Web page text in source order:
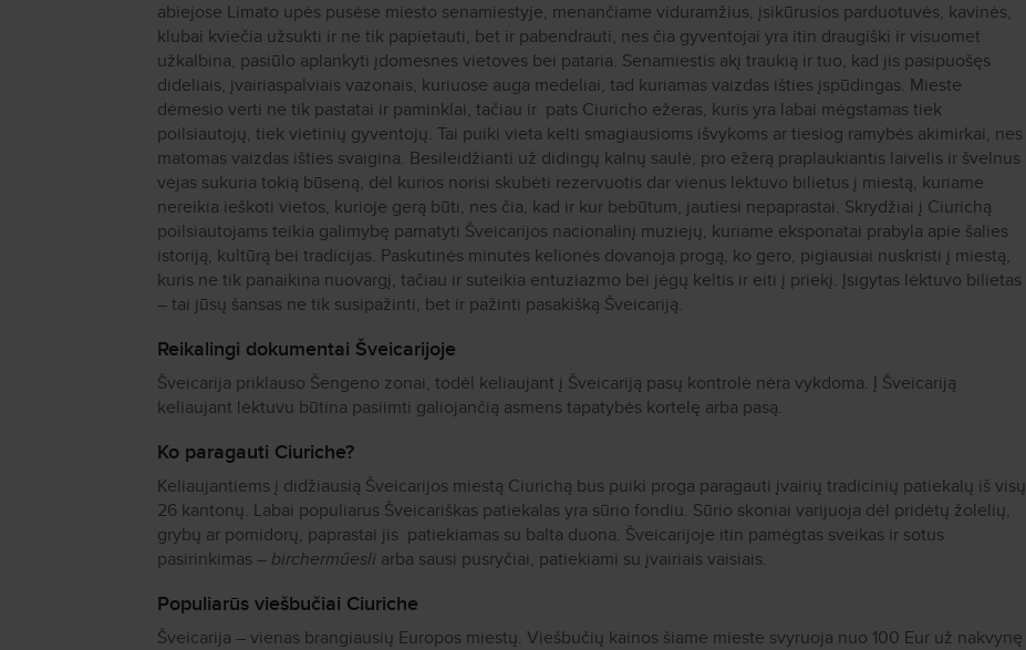
abiejose Limato upės pusėse miesto senamiestyje, menančiame viduramžius, įsikūrusios parduotuvės, kavinės,
klubai kviečia užsukti ir ne tik papietauti, bet ir pabendrauti, nes čia gyventojai yra itin draugiški ir visuomet
užkalbina, pasiūlo aplankyti įdomesnes vietoves bei pataria. Senamiestis akį traukią ir tuo, kad jis pasipuošęs
dideliais, įvairiaspalviais vazonais, kuriuose auga medeliai, tad kuriamas vaizdas išties įspūdingas. Mieste
dėmesio verti ne tik pastatai ir paminklai, tačiau ir pats Ciuricho ežeras, kuris yra labai mėgstamas tiek
poilsiautojų, tiek vietinių gyventojų. Tai puiki vieta kelti smagiausioms išvykoms ar tiesiog ramybės akimirkai, nes
matomas vaizdas išties svaigina. Besileidžianti už didingų kalnų saulė, pro ežerą praplaukiantis laivelis ir švelnus
vėjas sukuria tokią būseną, dėl kurios norisi skubėti rezervuotis dar vienus lėktuvo bilietus į miestą, kuriame
nereikia ieškoti vietos, kurioje gerą būti, nes čia, kad ir kur bebūtum, jautiesi nepaprastai. Skrydžiai į Ciurichą
poilsiautojams teikia galimybę pamatyti Šveicarijos nacionalinį muziejų, kuriame eksponatai prabyla apie šalies
istoriją, kultūrą bei tradicijas. Paskutinės minutės kelionės dovanoja progą, ko gero, pigiausiai nuskristi į miestą,
kuris ne tik panaikina nuovargį, tačiau ir suteikia entuziazmo bei jėgų keltis ir eiti į priekį. Įsigytas lėktuvo bilietas
– tai jūsų šansas ne tik susipažinti, bet ir pažinti pasakišką Šveicariją.
Reikalingi dokumentai Šveicarijoje
Šveicarija priklauso Šengeno zonai, todėl keliaujant į Šveicariją pasų kontrolė nėra vykdoma. Į Šveicariją
keliaujant lėktuvu būtina pasiimti galiojančią asmens tapatybės kortelę arba pasą.
Ko paragauti Ciuriche?
Keliaujantiems į didžiausią Šveicarijos miestą Ciurichą bus puiki proga paragauti įvairių tradicinių patiekalų iš visų
26 kantonų. Labai populiarus Šveicariškas patiekalas yra sūrio fondiu. Sūrio skoniai varijuoja dėl pridėtų žolelių,
grybų ar pomidorų, paprastai jis patiekiamas su balta duona. Šveicarijoje itin pamėgtas sveikas ir sotus
pasirinkimas – bircherműesli arba sausi pusryčiai, patiekiami su įvairiais vaisiais.
Populiarūs viešbučiai Ciuriche
Šveicarija – vienas brangiausių Europos miestų. Viešbučių kainos šiame mieste svyruoja nuo 100 Eur už nakvynę